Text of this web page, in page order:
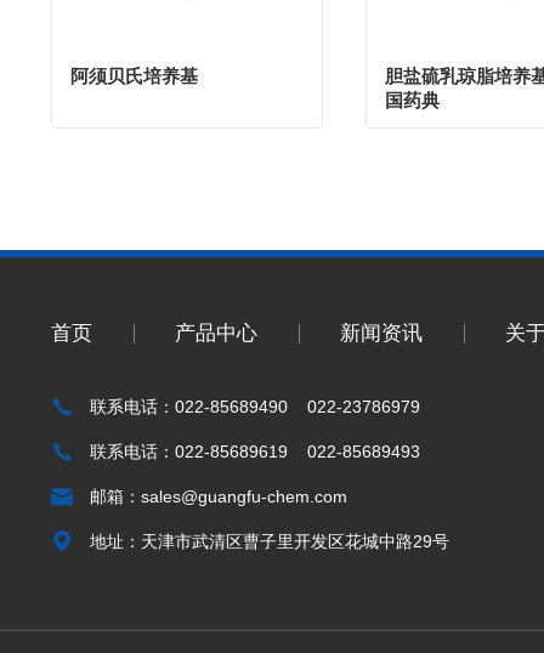
阿须贝氏培养基
胆盐硫乳琼脂培养
国药典
首页 产品中心 新闻资讯 关
联系电话：022-85689490 022-23786979
联系电话：022-85689619 022-85689493
邮箱： sales@guangfu-chem.com
地址：天津市武清区曹子里开发区花城中路29号